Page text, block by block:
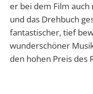
er bei dem Film
und das Drehbuch
fantastischer, tief
wunderschöner
den hohen Preis des